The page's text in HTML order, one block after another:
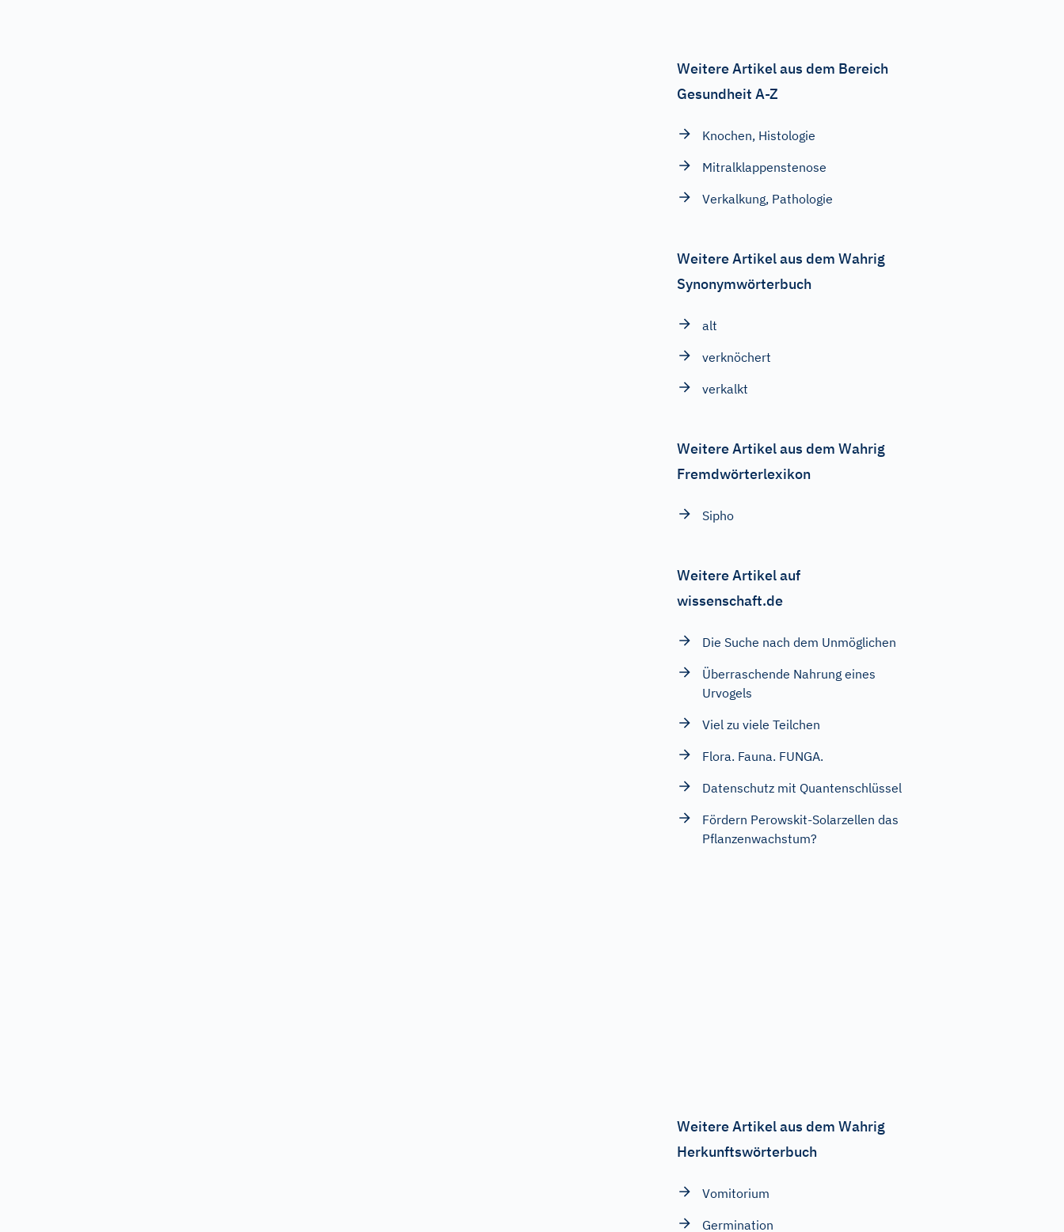
Weitere Artikel aus dem Bereich
Gesundheit A-Z
Knochen, Histologie
Mitralklappenstenose
Verkalkung, Pathologie
Weitere Artikel aus dem Wahrig
Synonymwörterbuch
alt
verknöchert
verkalkt
Weitere Artikel aus dem Wahrig
Fremdwörterlexikon
Sipho
Weitere Artikel auf
wissenschaft.de
Die Suche nach dem Unmöglichen
Überraschende Nahrung eines
Urvogels
Viel zu viele Teilchen
Flora. Fauna. FUNGA.
Datenschutz mit Quantenschlüssel
Fördern Perowskit-Solarzellen das
Pflanzenwachstum?
Weitere Artikel aus dem Wahrig
Herkunftswörterbuch
Vomitorium
Germination